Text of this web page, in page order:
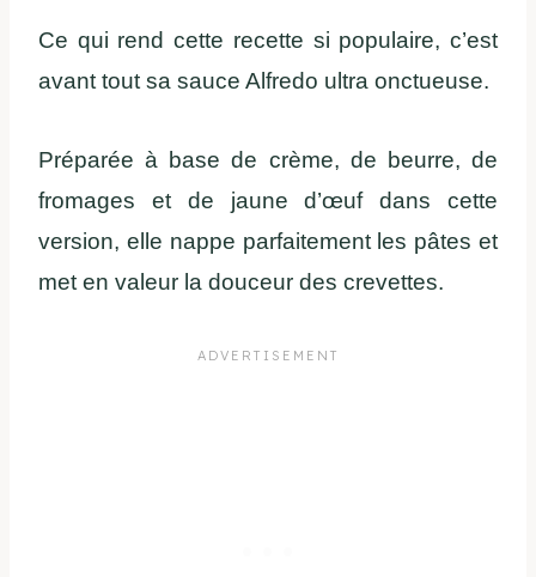
Ce qui rend cette recette si populaire, c’est
avant tout sa sauce Alfredo ultra onctueuse.
Préparée à base de crème, de beurre, de
fromages et de jaune d’œuf dans cette
version, elle nappe parfaitement les pâtes et
met en valeur la douceur des crevettes.